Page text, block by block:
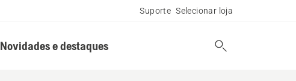
Suporte Selecionar loja
Novidades e destaques